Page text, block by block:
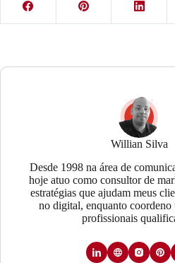
Willian Silva
Desde 1998 na área de
hoje atuo como consultor de
estratégias que ajudam meus
no digital, enquanto coordeno
profissionais